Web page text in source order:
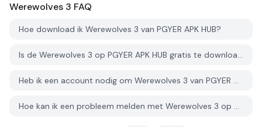
Werewolves 3 FAQ
Hoe download ik Werewolves 3 van PGYER APK HUB?
Is de Werewolves 3 op PGYER APK HUB gratis te downloaden?
Heb ik een account nodig om Werewolves 3 van PGYER APK HUB te downloaden?
Hoe kan ik een probleem melden met Werewolves 3 op PGYER APK HUB?